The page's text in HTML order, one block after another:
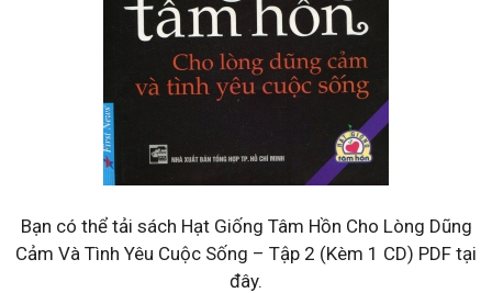
Bạn có thể tải sách Hạt Giống Tâm Hồn Cho Lòng Dũng
Cảm Và Tình Yêu Cuộc Sống – Tập 2 (Kèm 1 CD) PDF tại
đây.